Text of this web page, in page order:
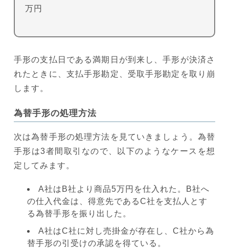
万円
手形の支払日である満期日が到来し、手形が決済さ
れたときに、支払手形勘定、受取手形勘定を取り崩
します。
為替手形の処理方法
次は為替手形の処理方法を見ていきましょう。為替
手形は3者間取引なので、以下のようなケースを想
定してみます。
A社はB社より商品5万円を仕入れた。B社へ
の仕入代金は、得意先であるC社を支払人とす
る為替手形を振り出した。
A社はC社に対し売掛金が存在し、C社から為
替手形の引受けの承認を得ている。